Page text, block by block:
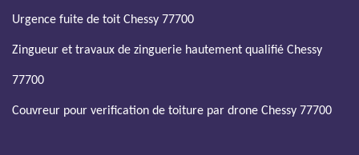
Urgence fuite de toit Chessy 77700
Zingueur et travaux de zinguerie hautement qualifié Chessy
77700
Couvreur pour verification de toiture par drone Chessy 77700